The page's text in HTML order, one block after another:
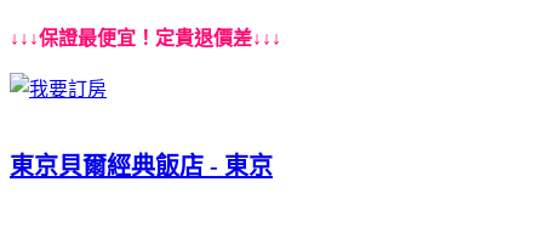
↓↓↓保證最便宜！定貴退價差↓↓↓
東京貝爾經典飯店 - 東京